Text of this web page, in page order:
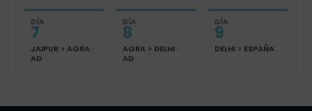
DÍA
7
JAIPUR > AGRA ·
AD
DÍA
8
AGRA > DELHI ·
AD
DÍA
9
DELHI > ESPAÑA